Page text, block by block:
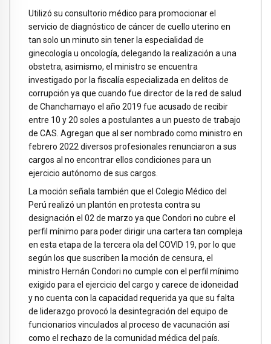
Utilizó su consultorio médico para promocionar el
servicio de diagnóstico de cáncer de cuello uterino en
tan solo un minuto sin tener la especialidad de
ginecología u oncología, delegando la realización a una
obstetra, asimismo, el ministro se encuentra
investigado por la fiscalía especializada en delitos de
corrupción ya que cuando fue director de la red de salud
de Chanchamayo el año 2019 fue acusado de recibir
entre 10 y 20 soles a postulantes a un puesto de trabajo
de CAS. Agregan que al ser nombrado como ministro en
febrero 2022 diversos profesionales renunciaron a sus
cargos al no encontrar ellos condiciones para un
ejercicio autónomo de sus cargos.
La moción señala también que el Colegio Médico del
Perú realizó un plantón en protesta contra su
designación el 02 de marzo ya que Condori no cubre el
perfil mínimo para poder dirigir una cartera tan compleja
en esta etapa de la tercera ola del COVID 19, por lo que
según los que suscriben la moción de censura, el
ministro Hernán Condori no cumple con el perfil mínimo
exigido para el ejercicio del cargo y carece de idoneidad
y no cuenta con la capacidad requerida ya que su falta
de liderazgo provocó la desintegración del equipo de
funcionarios vinculados al proceso de vacunación así
como el rechazo de la comunidad médica del país.